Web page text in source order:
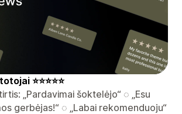
⭐⭐⭐⭐⭐
„Pardavimai šoktelėjo“ ◌ „Esu
gerbėjas!“ ◌ „Labai rekomenduoju“